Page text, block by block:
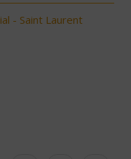
- Saint Laurent